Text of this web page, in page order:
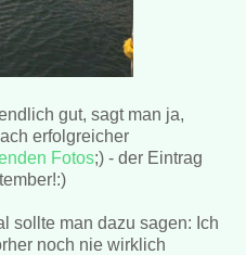
gut, sagt man ja,
erfolgreicher
Fotos;) - der Eintrag
sollte man dazu sagen: Ich
noch nie wirklich